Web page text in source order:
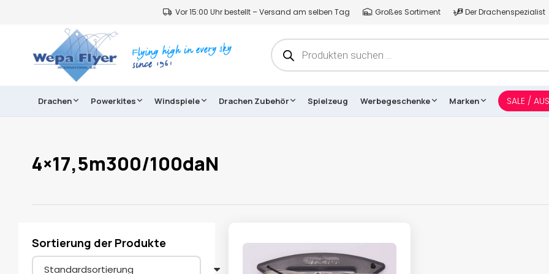
Vor 15:00 Uhr bestellt – Versand am selben Tag Großes Sortiment Der Drachenspezialist
Products
search
Drachen Powerkites Windspiele Drachen Zubehör Spielzeug Werbegeschenke Marken SALE /
4×17,5m300/100daN
Sortierung der Produkte